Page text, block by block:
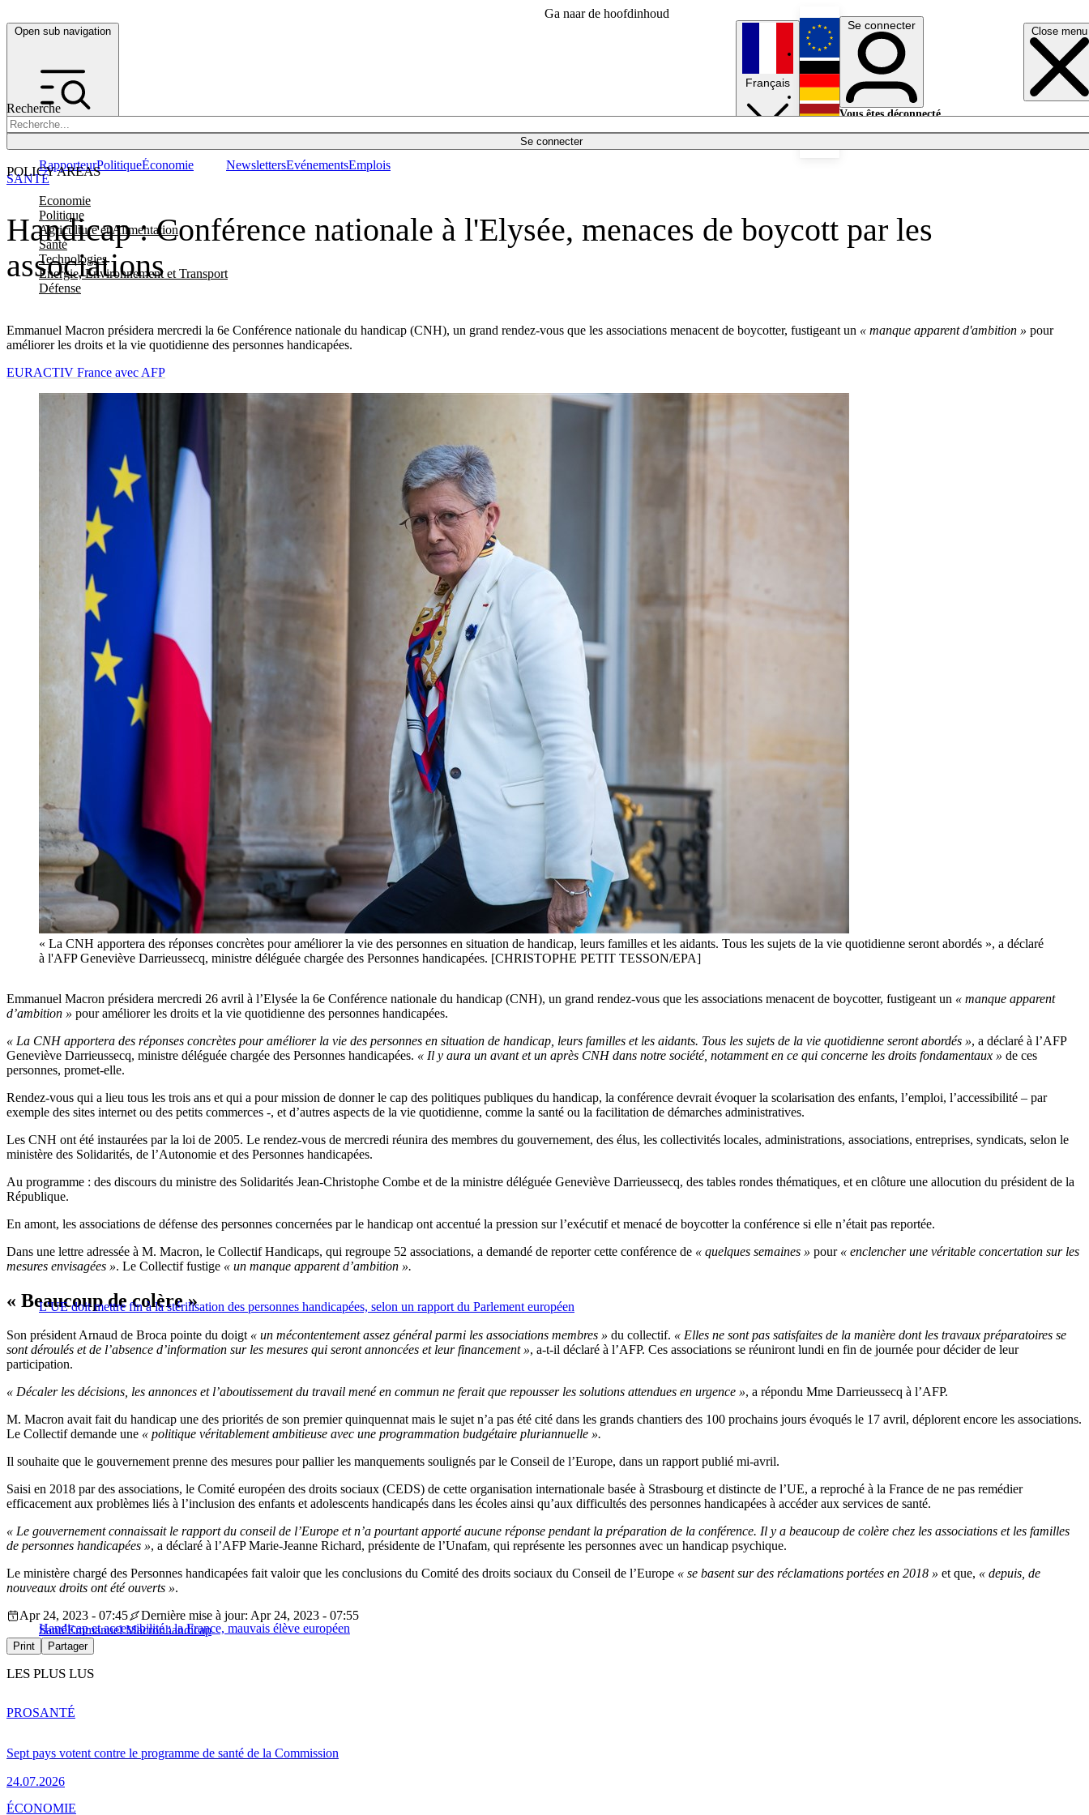
Ga naar de hoofdinhoud
Open sub navigation Close menu
Recherche
Se connecter
POLICY AREAS
Economie
Politique
Agriculture et Alimentation
Santé
Technologies
Energie, Environnement et Transport
Défense
RapporteurPolitiqueÉconomie NewslettersEvénementsEmplois
Français
English
Deutsch
Se connecter
Vous êtes déconnecté.
Handicap : Conférence nationale à l'Elysée, menaces de boycott par les
associations
Emmanuel Macron présidera mercredi la 6e Conférence nationale du handicap (CNH), un grand rendez-vous que les associations menacent de boycotter, fustigeant un « manque apparent d'ambition » pour
améliorer les droits et la vie quotidienne des personnes handicapées.
SANTÉ
EURACTIV France avec AFP
« La CNH apportera des réponses concrètes pour améliorer la vie des personnes en situation de handicap, leurs familles et les aidants. Tous les sujets de la vie quotidienne seront abordés », a déclaré
à l'AFP Geneviève Darrieussecq, ministre déléguée chargée des Personnes handicapées. [CHRISTOPHE PETIT TESSON/EPA]
Emmanuel Macron présidera mercredi 26 avril à l’Elysée la 6e Conférence nationale du handicap (CNH), un grand rendez-vous que les associations menacent de boycotter, fustigeant un « manque apparent
d’ambition » pour améliorer les droits et la vie quotidienne des personnes handicapées.
« La CNH apportera des réponses concrètes pour améliorer la vie des personnes en situation de handicap, leurs familles et les aidants. Tous les sujets de la vie quotidienne seront abordés », a déclaré à l’AFP
Geneviève Darrieussecq, ministre déléguée chargée des Personnes handicapées. « Il y aura un avant et un après CNH dans notre société, notamment en ce qui concerne les droits fondamentaux » de ces
personnes, promet-elle.
Rendez-vous qui a lieu tous les trois ans et qui a pour mission de donner le cap des politiques publiques du handicap, la conférence devrait évoquer la scolarisation des enfants, l’emploi, l’accessibilité – par
exemple des sites internet ou des petits commerces -, et d’autres aspects de la vie quotidienne, comme la santé ou la facilitation de démarches administratives.
Les CNH ont été instaurées par la loi de 2005. Le rendez-vous de mercredi réunira des membres du gouvernement, des élus, les collectivités locales, administrations, associations, entreprises, syndicats, selon le
ministère des Solidarités, de l’Autonomie et des Personnes handicapées.
Au programme : des discours du ministre des Solidarités Jean-Christophe Combe et de la ministre déléguée Geneviève Darrieussecq, des tables rondes thématiques, et en clôture une allocution du président de la
République.
En amont, les associations de défense des personnes concernées par le handicap ont accentué la pression sur l’exécutif et menacé de boycotter la conférence si elle n’était pas reportée.
Dans une lettre adressée à M. Macron, le Collectif Handicaps, qui regroupe 52 associations, a demandé de reporter cette conférence de « quelques semaines » pour « enclencher une véritable concertation sur les
mesures envisagées ». Le Collectif fustige « un manque apparent d’ambition ».
L’UE doit mettre fin à la stérilisation des personnes handicapées, selon un rapport du Parlement européen
« Beaucoup de colère »
Son président Arnaud de Broca pointe du doigt « un mécontentement assez général parmi les associations membres » du collectif. « Elles ne sont pas satisfaites de la manière dont les travaux préparatoires se
sont déroulés et de l’absence d’information sur les mesures qui seront annoncées et leur financement », a-t-il déclaré à l’AFP. Ces associations se réuniront lundi en fin de journée pour décider de leur
participation.
« Décaler les décisions, les annonces et l’aboutissement du travail mené en commun ne ferait que repousser les solutions attendues en urgence », a répondu Mme Darrieussecq à l’AFP.
M. Macron avait fait du handicap une des priorités de son premier quinquennat mais le sujet n’a pas été cité dans les grands chantiers des 100 prochains jours évoqués le 17 avril, déplorent encore les associations.
Le Collectif demande une « politique véritablement ambitieuse avec une programmation budgétaire pluriannuelle ».
Il souhaite que le gouvernement prenne des mesures pour pallier les manquements soulignés par le Conseil de l’Europe, dans un rapport publié mi-avril.
Saisi en 2018 par des associations, le Comité européen des droits sociaux (CEDS) de cette organisation internationale basée à Strasbourg et distincte de l’UE, a reproché à la France de ne pas remédier
efficacement aux problèmes liés à l’inclusion des enfants et adolescents handicapés dans les écoles ainsi qu’aux difficultés des personnes handicapées à accéder aux services de santé.
« Le gouvernement connaissait le rapport du conseil de l’Europe et n’a pourtant apporté aucune réponse pendant la préparation de la conférence. Il y a beaucoup de colère chez les associations et les familles
de personnes handicapées », a déclaré à l’AFP Marie-Jeanne Richard, présidente de l’Unafam, qui représente les personnes avec un handicap psychique.
Le ministère chargé des Personnes handicapées fait valoir que les conclusions du Comité des droits sociaux du Conseil de l’Europe « se basent sur des réclamations portées en 2018 » et que, « depuis, de
nouveaux droits ont été ouverts ».
Handicap et accessibilité : la France, mauvais élève européen
Apr 24, 2023 - 07:45
Dernière mise à jour: Apr 24, 2023 - 07:55
SantéEmmanuel Macronhandicap
Print Partager
LES PLUS LUS
Sept pays votent contre le programme de santé de la Commission
24.07.2026
PROSANTÉ
ÉCONOMIE